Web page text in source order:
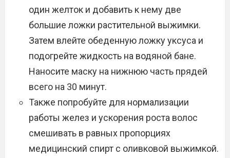
один желток и добавить к нему две
большие ложки растительной выжимки.
Затем влейте обеденную ложку уксуса и
подогрейте жидкость на водяной бане.
Наносите маску на нижнюю часть прядей
всего на 30 минут.
Также попробуйте для нормализации
работы желез и ускорения роста волос
смешивать в равных пропорциях
медицинский спирт с оливковой выжимкой.